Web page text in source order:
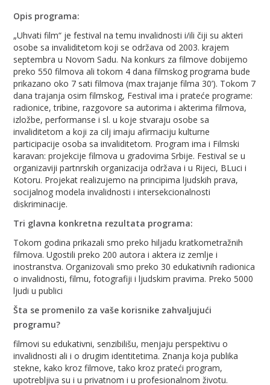
Opis programa:
„Uhvati film“ je festival na temu invalidnosti i/ili čiji su akteri
osobe sa invaliditetom koji se održava od 2003. krajem
septembra u Novom Sadu. Na konkurs za filmove dobijemo
preko 550 filmova ali tokom 4 dana filmskog programa bude
prikazano oko 7 sati filmova (max trajanje filma 30’). Tokom 7
dana trajanja osim filmskog, Festival ima i prateće programe:
radionice, tribine, razgovore sa autorima i akterima filmova,
izložbe, performanse i sl. u koje stvaraju osobe sa
invaliditetom a koji za cilj imaju afirmaciju kulturne
participacije osoba sa invaliditetom. Program ima i Filmski
karavan: projekcije filmova u gradovima Srbije. Festival se u
organizaviji partnrskih organizacija održava i u Rijeci, BLuci i
Kotoru. Projekat realizujemo na principima ljudskih prava,
socijalnog modela invalidnosti i intersekcionalnosti
diskriminacije.
Tri glavna konkretna rezultata programa:
Tokom godina prikazali smo preko hiljadu kratkometražnih
filmova. Ugostili preko 200 autora i aktera iz zemlje i
inostranstva. Organizovali smo preko 30 edukativnih radionica
o invalidnosti, filmu, fotografiji i ljudskim pravima. Preko 5000
ljudi u publici
Šta se promenilo za vaše korisnike zahvaljujući
programu?
filmovi su edukativni, senzibilišu, menjaju perspektivu o
invalidnosti ali i o drugim identitetima. Znanja koja publika
stekne, kako kroz filmove, tako kroz prateći program,
upotrebljiva su i u privatnom i u profesionalnom životu.